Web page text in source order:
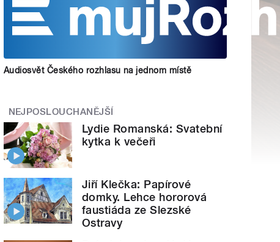
Audiosvět Českého rozhlasu na jednom místě
NEJPOSLOUCHANĚJŠÍ
Lydie Romanská: Svatební
kytka k večeři
Jiří Klečka: Papírové
domky. Lehce hororová
faustiáda ze Slezské
Ostravy